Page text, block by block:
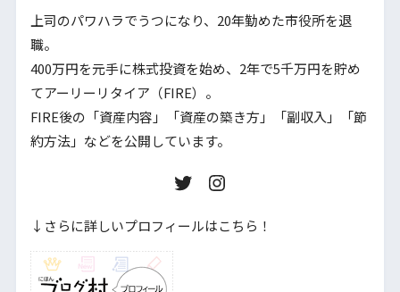
上司のパワハラでうつになり、20年勤めた市役所を退
職。
400万円を元手に株式投資を始め、2年で5千万円を貯め
てアーリーリタイア（FIRE）。
FIRE後の「資産内容」「資産の築き方」「副収入」「節
約方法」などを公開しています。
↓さらに詳しいプロフィールはこちら！